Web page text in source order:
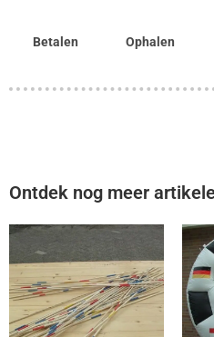
Betalen Ophalen
Ontdek nog meer